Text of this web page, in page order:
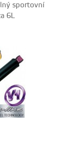
sportovní
6L